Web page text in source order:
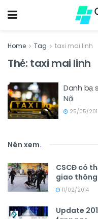
Home Tag taxi mai linh
Thẻ: taxi mai linh
Danh bạ
Nội
25/05/
Nên xem.
CSCĐ có
giao
11/02/2014
Update